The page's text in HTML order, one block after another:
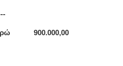
900.000,00